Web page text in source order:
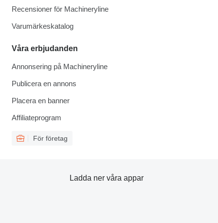
Recensioner för Machineryline
Varumärkeskatalog
Våra erbjudanden
Annonsering på Machineryline
Publicera en annons
Placera en banner
Affiliateprogram
För företag
Ladda ner våra appar